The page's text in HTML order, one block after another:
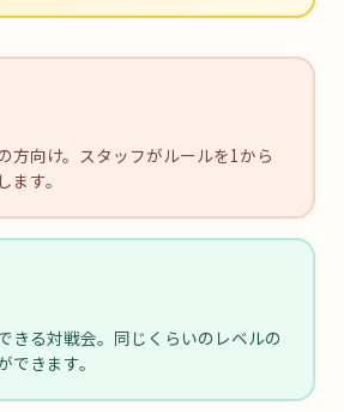
方向け。スタッフがルールを1から
す。
きる対戦会。同じくらいのレベルの
できます。